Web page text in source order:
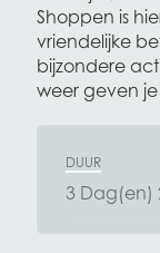
Shoppen is
vriendelijke
bijzondere
weer geven je
DUUR
3 Dag(en)